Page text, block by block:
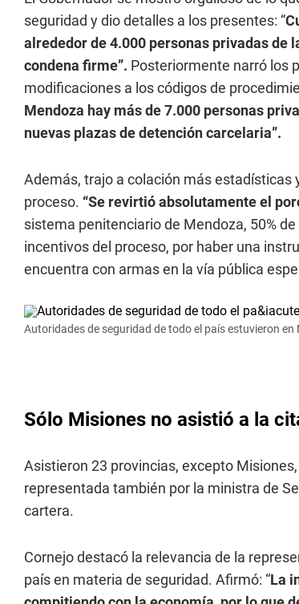
seguridad y dio detalles a los presentes: “
alrededor de 4.000 personas privadas de
condena firme”. Posteriormente narró los
modificaciones a los códigos de
Mendoza hay más de 7.000 personas
nuevas plazas de detención carcelaria”.
Además, trajo a colación más estadísticas
proceso. “Se revirtió absolutamente el
sistema penitenciario de Mendoza, 50%
incentivos del proceso, por haber una
encuentra con armas en la vía pública
Autoridades de seguridad de todo el país estuvieron en
Sólo Misiones no asistió a la
Asistieron 23 provincias, excepto
representada también por la ministra de
cartera.
Cornejo destacó la relevancia de la
país en materia de seguridad. Afirmó: “La